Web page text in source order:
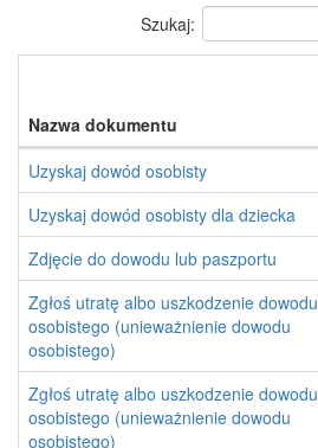
Szukaj:
Nazwa dokumentu
Uzyskaj dowód osobisty
Uzyskaj dowód osobisty dla dziecka
Zdjęcie do dowodu lub paszportu
Zgłoś utratę albo uszkodzenie dowodu
osobistego (unieważnienie dowodu
osobistego)
Zgłoś utratę albo uszkodzenie dowodu
osobistego (unieważnienie dowodu
osobistego)